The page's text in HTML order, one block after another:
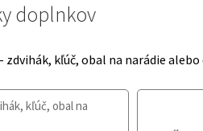
doplnkov
zdvihák, kľúč, obal na narádie
kľúč, obal na